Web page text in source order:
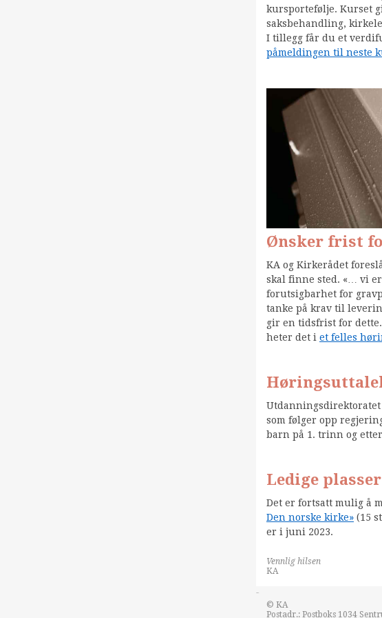
kursportefølje. Kurset
saksbehandling,
I tillegg får du et
påmeldingen til neste
Ønsker frist
KA og Kirkerådet
skal finne sted. «… vi
forutsigbarhet for
tanke på krav til
gir en tidsfrist for dette.
heter det i et felles
som følger opp
barn på 1. trinn og
Ledige
Det er fortsatt mulig å
Den norske kirke» (15
er i juni 2023.
Vennlig hilsen
KA
© KA
Postadr.: Postboks 1034